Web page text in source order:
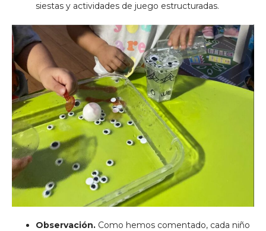
siestas y actividades de juego estructuradas.
Observación. Como hemos comentado, cada niño